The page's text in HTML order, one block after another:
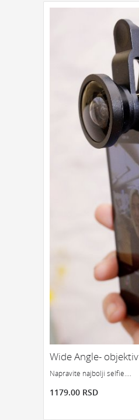
Wide Angle- objektiv
Napravite najbolji selfie....
1179.00 RSD